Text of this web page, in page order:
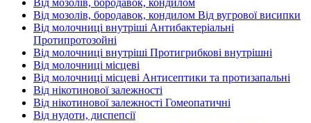
Від мозолів, бородавок, кондилом Від вугрової висипки
Від молочниці внутріші Антибактеріальні
Протипротозойні
Від молочниці внутріші Протигрибкові внутрішні
Від молочниці місцеві
Від молочниці місцеві Антисептики та протизапальні
Від нікотинової залежності
Від нікотинової залежності Гомеопатичні
Від нудоти, диспепсії